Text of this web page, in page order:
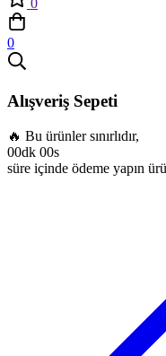
0
0
Alışveriş Sepeti
🔥 Bu ürünler sınırlıdır,
00dk 00s
süre içinde ödeme yapın